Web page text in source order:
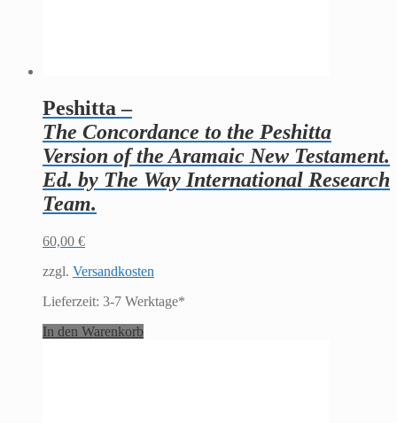
Peshitta –
The Concordance to the Peshitta
Version of the Aramaic New Testament.
Ed. by The Way International Research
Team.
60,00 €
zzgl. Versandkosten
Lieferzeit: 3-7 Werktage*
In den Warenkorb